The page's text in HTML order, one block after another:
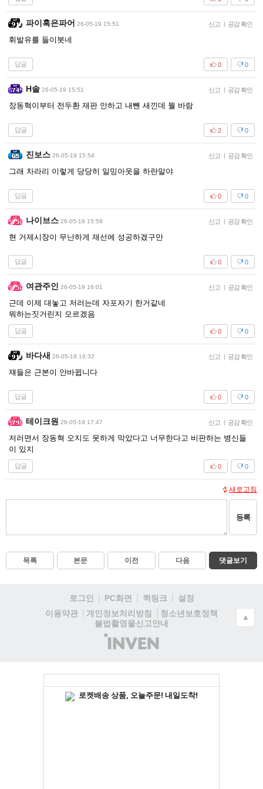
파이혹은파어 26-05-19 15:51 신고 | 공감 확인
휘발유를 들이붓네
답글 0
0
H솔 26-05-19 15:51 신고 | 공감 확인
장동혁이부터 전두환 재판 안하고 내뺀 새낀데 뭘 바람
답글 0
2
진보스 26-05-19 15:54 신고 | 공감 확인
그래 차라리 이렇게 당당히 일밍아웃을 하란말야
답글 0
0
나이브스 26-05-19 15:59 신고 | 공감 확인
현 거제시장이 무난하게 재선에 성공하겠구만
답글 0
0
여관주인 26-05-19 16:01 신고 | 공감 확인
근데 이제 대놓고 저러는데 자포자기 한거같네
뭐하는짓거린지 모르겠음
답글 0
0
바다새 26-05-19 16:32 신고 | 공감 확인
쟤들은 근본이 안바뀝니다
답글 0
0
테이크원 26-05-19 17:47 신고 | 공감 확인
저러면서 장동혁 오지도 못하게 막았다고 너무한다고 비판하는 병신들
이 있지
답글 0
0
새로고침
등록
목록 본문 이전 다음 댓글보기
로그인 PC화면 퀵링크
설정
이용약관
개인정보처리방침
청소년보호정책
불법촬영물신고안내
(주)
인
▲